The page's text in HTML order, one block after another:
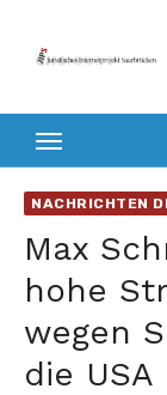
Inhalt
NACHRICHTEN
Max
hohe
wegen
die USA